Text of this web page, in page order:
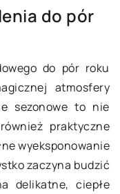
do pór
do pór roku
atmosfery
sezonowe to nie
praktyczne
wyeksponowanie
zaczyna budzić
delikatne, ciepłe